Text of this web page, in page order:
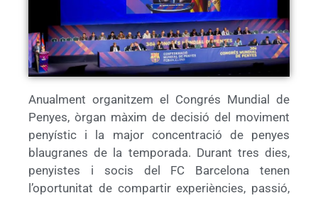
Anualment organitzem el Congrés Mundial de
Penyes, òrgan màxim de decisió del moviment
penyístic i la major concentració de penyes
blaugranes de la temporada. Durant tres dies,
penyistes i socis del FC Barcelona tenen
l’oportunitat de compartir experiències, passió,